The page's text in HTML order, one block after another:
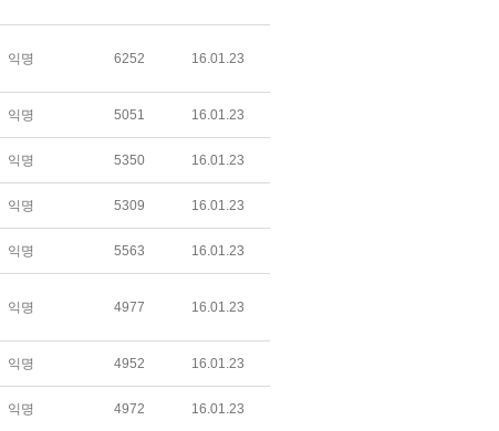
익명 6252 16.01.23
익명 5051 16.01.23
익명 5350 16.01.23
익명 5309 16.01.23
익명 5563 16.01.23
익명 4977 16.01.23
익명 4952 16.01.23
익명 4972 16.01.23